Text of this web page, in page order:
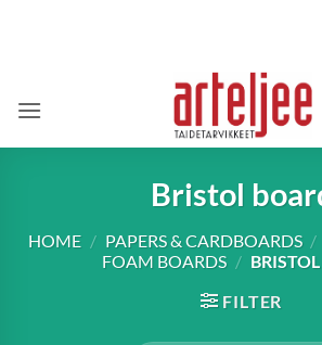
Bristol
HOME / PAPERS & CARDBOARDS /
FOAM BOARDS /
FILTER